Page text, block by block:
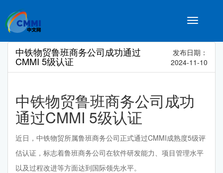
Toggle
中铁物贸鲁班商务公司成功通过
CMMI 5级认证
发布日期：
2024-11-10
中铁物贸鲁班商务公司成功
通过CMMI 5级认证
近日，中铁物贸所属鲁班商务公司正式通过CMMI成熟度5级评
估认证，标志着鲁班商务公司在软件研发能力、项目管理水平
以及过程改进等方面达到国际领先水平。